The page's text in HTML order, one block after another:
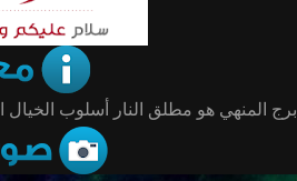
برج المنهي هو مطلق النار أسلوب